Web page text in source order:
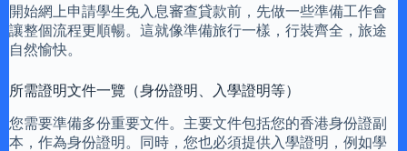
開始網上申請學生免入息審查貸款前，先做一些準備工作會
讓整個流程更順暢。這就像準備旅行一樣，行裝齊全，旅途
自然愉快。
所需證明文件一覽（身份證明、入學證明等）
您需要準備多份重要文件。主要文件包括您的香港身份證副
本，作為身份證明。同時，您也必須提供入學證明，例如學